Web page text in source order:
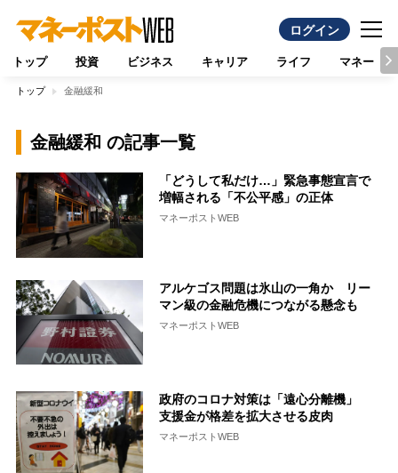
ログイン
トップ 投資 ビジネス キャリア ライフ マネー
トップ 金融緩和
金融緩和 の記事一覧
「どうして私だけ…」緊急事態宣言で
増幅される「不公平感」の正体
マネーポストWEB
アルケゴス問題は氷山の一角か リー
マン級の金融危機につながる懸念も
マネーポストWEB
政府のコロナ対策は「遠心分離機」
支援金が格差を拡大させる皮肉
マネーポストWEB